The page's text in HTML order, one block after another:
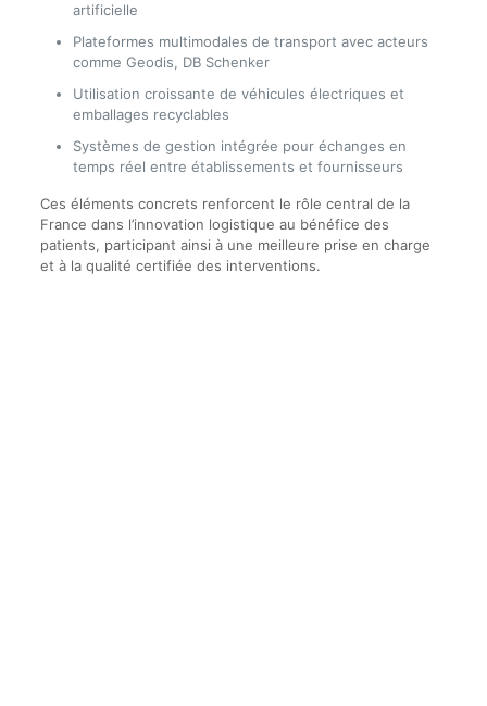
artificielle
Plateformes multimodales de transport avec acteurs
comme Geodis, DB Schenker
Utilisation croissante de véhicules électriques et
emballages recyclables
Systèmes de gestion intégrée pour échanges en
temps réel entre établissements et fournisseurs
Ces éléments concrets renforcent le rôle central de la
France dans l’innovation logistique au bénéfice des
patients, participant ainsi à une meilleure prise en charge
et à la qualité certifiée des interventions.